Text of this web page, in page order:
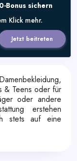
Bonus sichern
Klick mehr.
Jetzt beitreten
& Teens oder für
oder andere
erstehen
stets auf eine